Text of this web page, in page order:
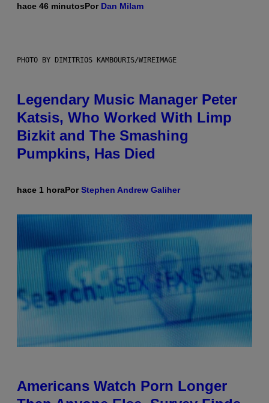
hace 46 minutosPor Dan Milam
PHOTO BY DIMITRIOS KAMBOURIS/WIREIMAGE
Legendary Music Manager Peter
Katsis, Who Worked With Limp
Bizkit and The Smashing
Pumpkins, Has Died
hace 1 horaPorStephen Andrew Galiher
Americans Watch Porn Longer